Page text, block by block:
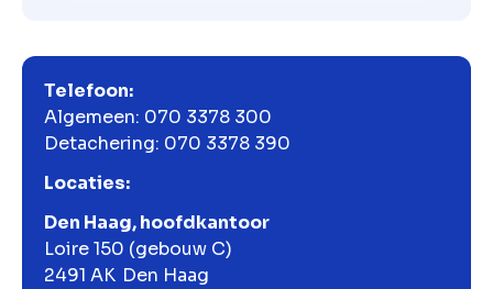
Telefoon:
Algemeen: 070 3378 300
Detachering: 070 3378 390
Locaties:
Den Haag, hoofdkantoor
Loire 150 (gebouw C)
2491 AK Den Haag